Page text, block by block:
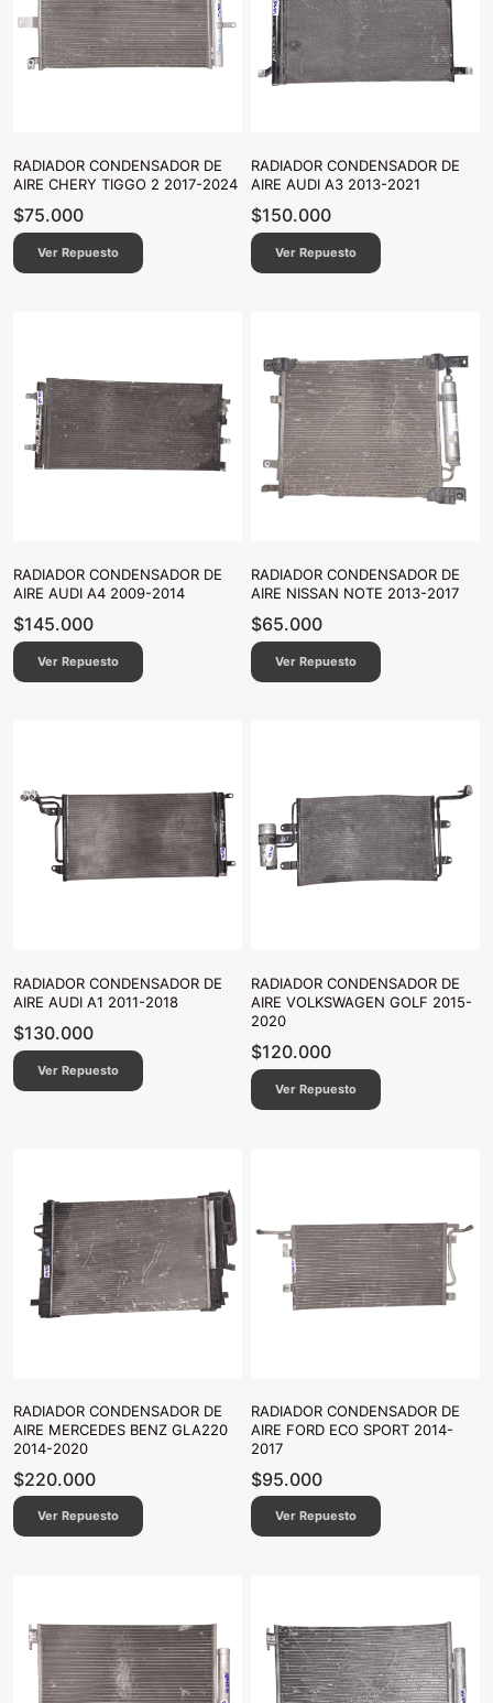
RADIADOR CONDENSADOR DE
AIRE CHERY TIGGO 2 2017-2024
$75.000
Ver Repuesto
RADIADOR CONDENSADOR DE
AIRE AUDI A3 2013-2021
$150.000
Ver Repuesto
RADIADOR CONDENSADOR DE
AIRE AUDI A4 2009-2014
$145.000
Ver Repuesto
RADIADOR CONDENSADOR DE
AIRE NISSAN NOTE 2013-2017
$65.000
Ver Repuesto
RADIADOR CONDENSADOR DE
AIRE AUDI A1 2011-2018
$130.000
Ver Repuesto
RADIADOR CONDENSADOR DE
AIRE VOLKSWAGEN GOLF 2015-
2020
$120.000
Ver Repuesto
RADIADOR CONDENSADOR DE
AIRE MERCEDES BENZ GLA220
2014-2020
$220.000
Ver Repuesto
RADIADOR CONDENSADOR DE
AIRE FORD ECO SPORT 2014-
2017
$95.000
Ver Repuesto